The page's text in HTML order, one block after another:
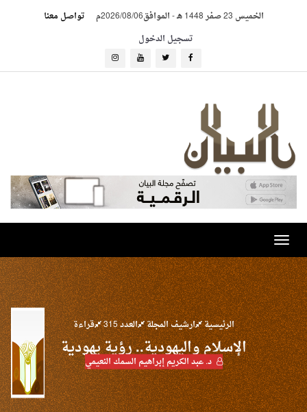
الخميس 23 صفر 1448 هـ -الموافق2026/08/06م
تواصل معنا
تسجيل الدخول
Toggle
navigation
الرئيسية ارشيف المجلة العدد 315 قراءة
الإسلام واليهودية.. رؤية يهودية
د. عبد الكريم إبراهيم السمك النعيمي